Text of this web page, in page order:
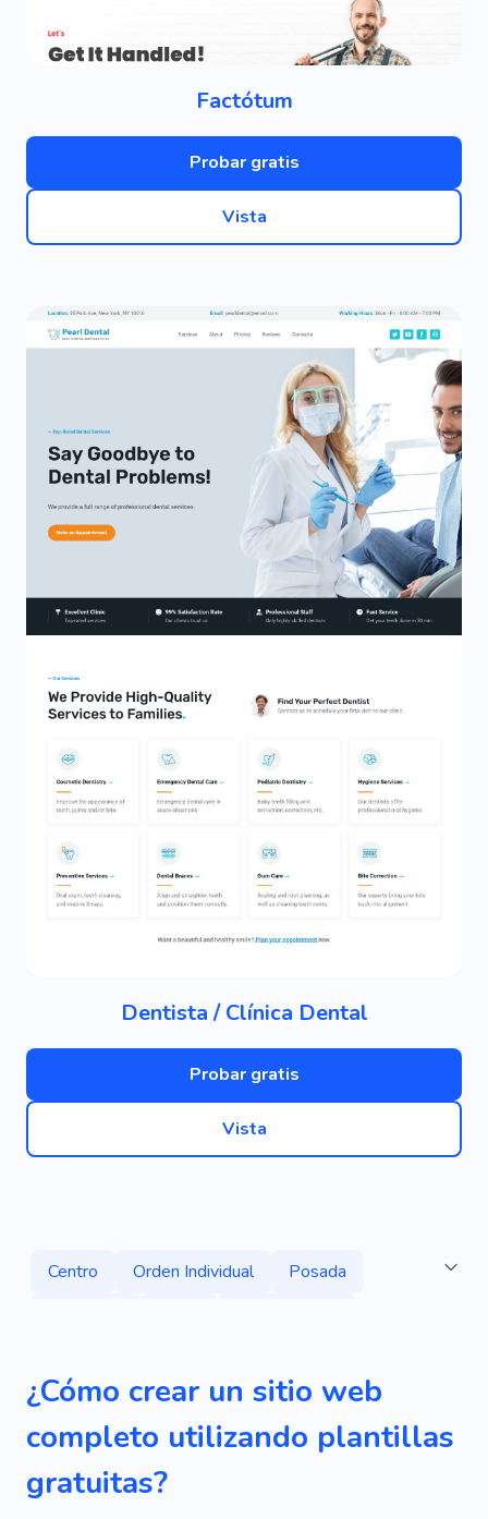
Factótum
Probar gratis
Vista
Dentista / Clínica Dental
Probar gratis
Vista
Centro Orden Individual
Posada
Consulta
Personal
Ortodoncista
Policlínico
Paciente
Empresa Medica
Personal Medico
¿Cómo crear un sitio web
completo utilizando plantillas
gratuitas?